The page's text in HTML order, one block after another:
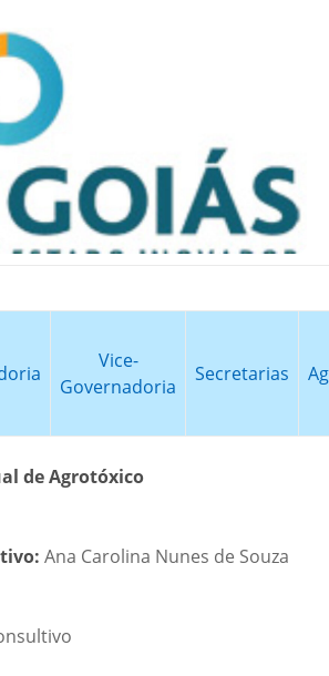
Vice-
Governadoria
Secretarias
de Agrotóxico
Ana Carolina Nunes de Souza